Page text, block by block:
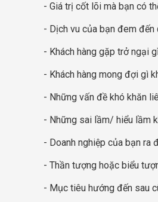
- Giá trị cốt lõi mà bạn có
- Dịch vu của bạn đem đến
- Khách hàng gặp trở ngại
- Khách hàng mong đợi gì
- Những vấn đề khó khăn
- Những sai lầm/ hiểu lầm
- Doanh nghiệp của bạn ra
- Thần tượng hoặc biểu
- Mục tiêu hướng đến sau